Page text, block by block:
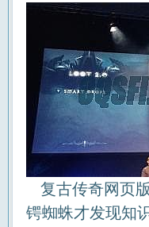
复古传奇网页
锷蜘蛛才发现知